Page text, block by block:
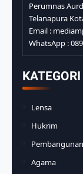
Perumnas
Telanapura
Email :
WhatsApp :
Lensa
Hukrim
Pembangunan
Agama